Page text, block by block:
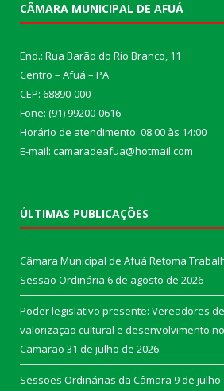
CÂMARA MUNICIPAL DE AFUÁ
End.: Rua Barão do Rio Branco, 11
Centro – Afuá – PA
CEP: 68890-000
Fone: (91) 99200-0616
Horário de atendimento: 08:00 às 14:00
E-mail: camaradeafua@hotmail.com
ÚLTIMAS PUBLICAÇÕES
Câmara Municipal de Afuá Retoma
Sessão Ordinária 6 de agosto de 2026
Poder legislativo presente: Vereadores
valorização cultural e desenvolvimento no
Camarão 31 de julho de 2026
Sessões Ordinárias da Câmara 9 de julho